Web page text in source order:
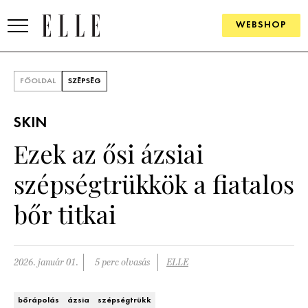
WEBSHOP
SZÉPSÉG
KULTÚRA
ÉLETMÓD
PÁRKAPCSOLAT
FŐOLDAL SZÉPSÉG
SKIN
Ezek az ősi ázsiai
szépségtrükkök a fiatalos
bőr titkai
2026. január 01. 5 perc olvasás ELLE
bőrápolás ázsia szépségtrükk